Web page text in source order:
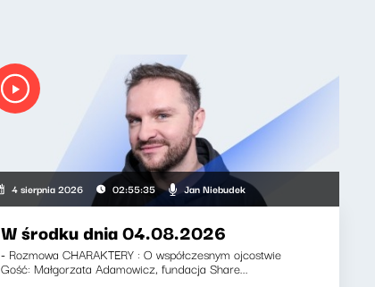
4 sierpnia 2026 02:55:35 Jan Niebudek
W środku dnia 04.08.2026
- Rozmowa CHARAKTERY : O współczesnym ojcostwie
Gość: Małgorzata Adamowicz, fundacja Share...